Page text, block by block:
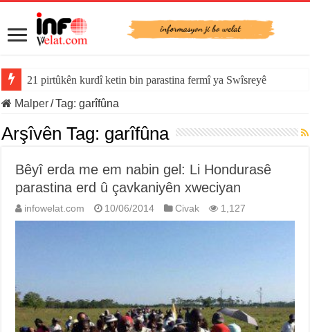
21 pirtûkên kurdî ketin bin parastina fermî ya Swîsreyê
Malper/Tag:garîfûna
Arşîvên Tag: garîfûna
Bêyî erda me em nabin gel: Li Hondurasê
parastina erd û çavkaniyên xweciyan
infowelat.com 10/06/2014 Civak 1,127